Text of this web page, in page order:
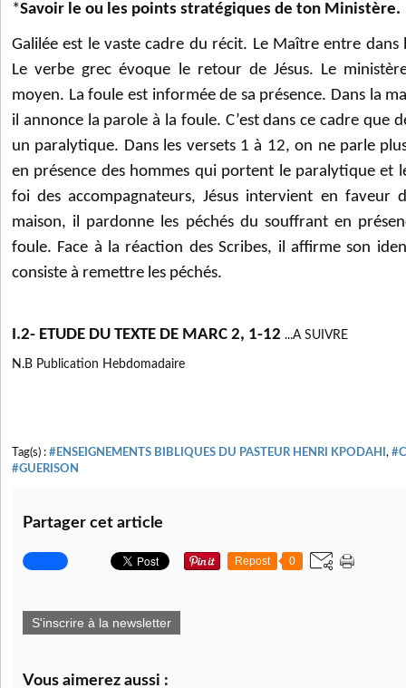
*Savoir le ou les points stratégiques de ton Ministère.
Galilée est le vaste cadre du récit. Le Maître entre dans
Le verbe grec évoque le retour de Jésus. Le
moyen. La foule est informée de sa présence. Dans la
il annonce la parole à la foule. C’est dans ce cadre que
un paralytique. Dans les versets 1 à 12, on ne parle
en présence des hommes qui portent le paralytique et
foi des accompagnateurs, Jésus intervient en faveur
maison, il pardonne les péchés du souffrant en
foule. Face à la réaction des Scribes, il affirme son
consiste à remettre les péchés.
I.2- ETUDE DU TEXTE DE MARC 2, 1-12 ...A SUIVRE
N.B Publication Hebdomadaire
Tag(s) : #ENSEIGNEMENTS BIBLIQUES DU PASTEUR HENRI KPODAHI ,
#GUERISON
Partager cet article
Repost 0
S'inscrire à la newsletter
Vous aimerez aussi :